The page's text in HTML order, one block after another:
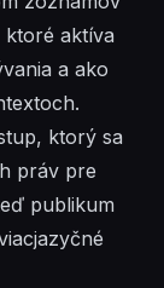
ktoré aktíva
a ako
ktorý sa
práv pre
publikum